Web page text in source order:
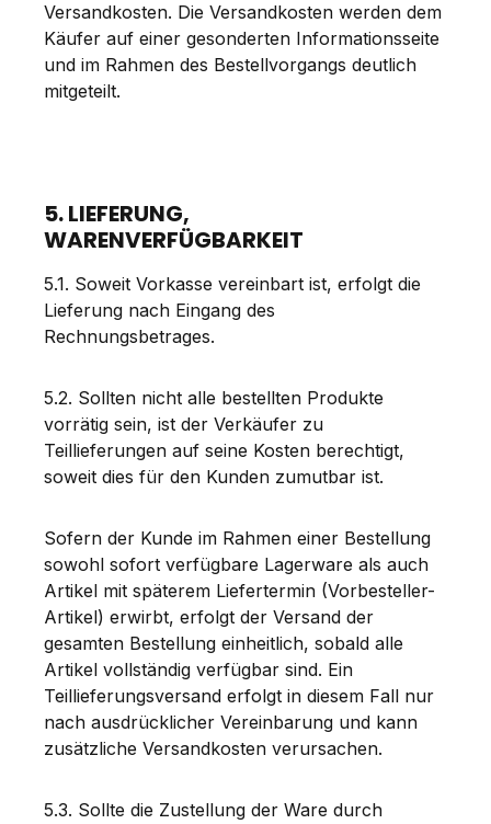
Versandkosten. Die Versandkosten werden dem
Käufer auf einer gesonderten Informationsseite
und im Rahmen des Bestellvorgangs deutlich
mitgeteilt.
5. LIEFERUNG,
WARENVERFÜGBARKEIT
5.1. Soweit Vorkasse vereinbart ist, erfolgt die
Lieferung nach Eingang des
Rechnungsbetrages.
5.2. Sollten nicht alle bestellten Produkte
vorrätig sein, ist der Verkäufer zu
Teillieferungen auf seine Kosten berechtigt,
soweit dies für den Kunden zumutbar ist.
Sofern der Kunde im Rahmen einer Bestellung
sowohl sofort verfügbare Lagerware als auch
Artikel mit späterem Liefertermin (Vorbesteller-
Artikel) erwirbt, erfolgt der Versand der
gesamten Bestellung einheitlich, sobald alle
Artikel vollständig verfügbar sind. Ein
Teillieferungsversand erfolgt in diesem Fall nur
nach ausdrücklicher Vereinbarung und kann
zusätzliche Versandkosten verursachen.
5.3. Sollte die Zustellung der Ware durch